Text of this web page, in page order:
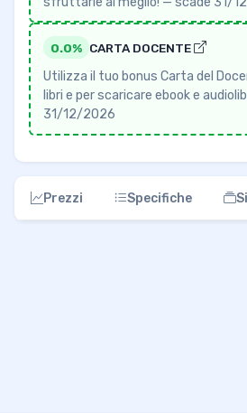
0.0% CARTA DOCENTE
Utilizza il tuo bonus Carta del
libri e per scaricare ebook e
31/12/2026
Prezzi Specifiche